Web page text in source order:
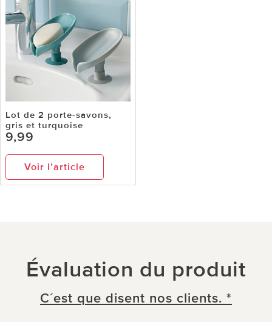
Lot de 2 porte-savons,
gris et turquoise
9,99
Voir l’article
Évaluation du produit
C´est que disent nos clients. *